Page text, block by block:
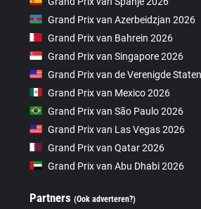
Grand Prix van Azerbeidzjan 2026
Grand Prix van Bahrein 2026
Grand Prix van Singapore 2026
Grand Prix van de Verenigde
Grand Prix van Mexico 2026
Grand Prix van São Paulo 2026
Grand Prix van Las Vegas 2026
Grand Prix van Qatar 2026
Grand Prix van Abu Dhabi 2026
Partners(Ook adverteren?)